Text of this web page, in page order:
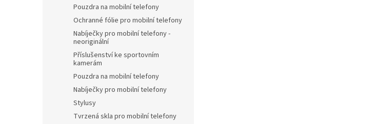
Pouzdra na mobilní telefony
Ochranné fólie pro mobilní telefony
Nabíječky pro mobilní telefony -
neoriginální
Příslušenství ke sportovním
kamerám
Pouzdra na mobilní telefony
Nabíječky pro mobilní telefony
Stylusy
Tvrzená skla pro mobilní telefony